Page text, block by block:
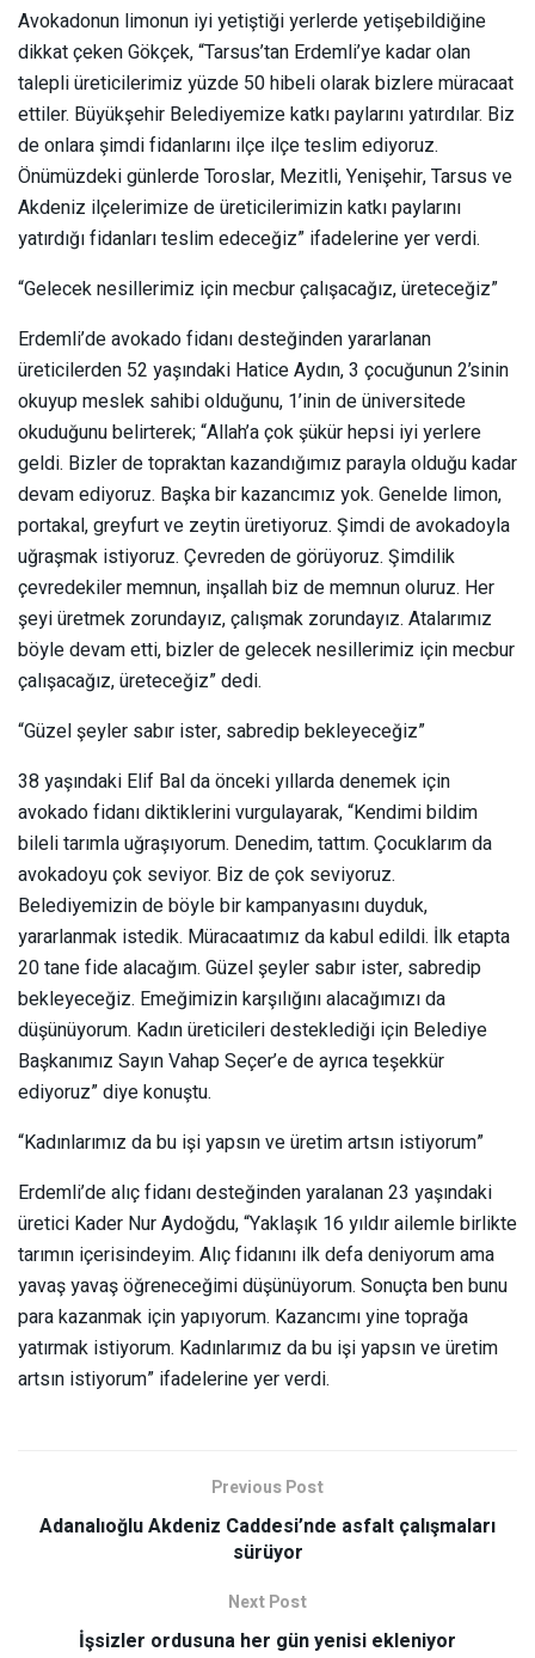
Avokadonun limonun iyi yetiştiği yerlerde yetişebildiğine
dikkat çeken Gökçek, “Tarsus’tan Erdemli’ye kadar olan
talepli üreticilerimiz yüzde 50 hibeli olarak bizlere müracaat
ettiler. Büyükşehir Belediyemize katkı paylarını yatırdılar. Biz
de onlara şimdi fidanlarını ilçe ilçe teslim ediyoruz.
Önümüzdeki günlerde Toroslar, Mezitli, Yenişehir, Tarsus ve
Akdeniz ilçelerimize de üreticilerimizin katkı paylarını
yatırdığı fidanları teslim edeceğiz” ifadelerine yer verdi.
“Gelecek nesillerimiz için mecbur çalışacağız, üreteceğiz”
Erdemli’de avokado fidanı desteğinden yararlanan
üreticilerden 52 yaşındaki Hatice Aydın, 3 çocuğunun 2’sinin
okuyup meslek sahibi olduğunu, 1’inin de üniversitede
okuduğunu belirterek; “Allah’a çok şükür hepsi iyi yerlere
geldi. Bizler de topraktan kazandığımız parayla olduğu kadar
devam ediyoruz. Başka bir kazancımız yok. Genelde limon,
portakal, greyfurt ve zeytin üretiyoruz. Şimdi de avokadoyla
uğraşmak istiyoruz. Çevreden de görüyoruz. Şimdilik
çevredekiler memnun, inşallah biz de memnun oluruz. Her
şeyi üretmek zorundayız, çalışmak zorundayız. Atalarımız
böyle devam etti, bizler de gelecek nesillerimiz için mecbur
çalışacağız, üreteceğiz” dedi.
“Güzel şeyler sabır ister, sabredip bekleyeceğiz”
38 yaşındaki Elif Bal da önceki yıllarda denemek için
avokado fidanı diktiklerini vurgulayarak, “Kendimi bildim
bileli tarımla uğraşıyorum. Denedim, tattım. Çocuklarım da
avokadoyu çok seviyor. Biz de çok seviyoruz.
Belediyemizin de böyle bir kampanyasını duyduk,
yararlanmak istedik. Müracaatımız da kabul edildi. İlk etapta
20 tane fide alacağım. Güzel şeyler sabır ister, sabredip
bekleyeceğiz. Emeğimizin karşılığını alacağımızı da
düşünüyorum. Kadın üreticileri desteklediği için Belediye
Başkanımız Sayın Vahap Seçer’e de ayrıca teşekkür
ediyoruz” diye konuştu.
“Kadınlarımız da bu işi yapsın ve üretim artsın istiyorum”
Erdemli’de alıç fidanı desteğinden yaralanan 23 yaşındaki
üretici Kader Nur Aydoğdu, “Yaklaşık 16 yıldır ailemle birlikte
tarımın içerisindeyim. Alıç fidanını ilk defa deniyorum ama
yavaş yavaş öğreneceğimi düşünüyorum. Sonuçta ben bunu
para kazanmak için yapıyorum. Kazancımı yine toprağa
yatırmak istiyorum. Kadınlarımız da bu işi yapsın ve üretim
artsın istiyorum” ifadelerine yer verdi.
Previous Post
Adanalıoğlu Akdeniz Caddesi’nde asfalt çalışmaları
sürüyor
Next Post
İşsizler ordusuna her gün yenisi ekleniyor